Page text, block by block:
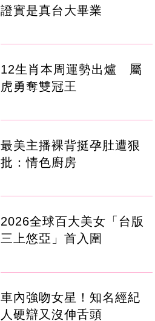
證實是真台大畢業
12生肖本周運勢出爐 屬
虎勇奪雙冠王
最美主播裸背挺孕肚遭狠
批：情色廚房
2026全球百大美女「台版
三上悠亞」首入圍
車內強吻女星！知名經紀
人硬辯又沒伸舌頭